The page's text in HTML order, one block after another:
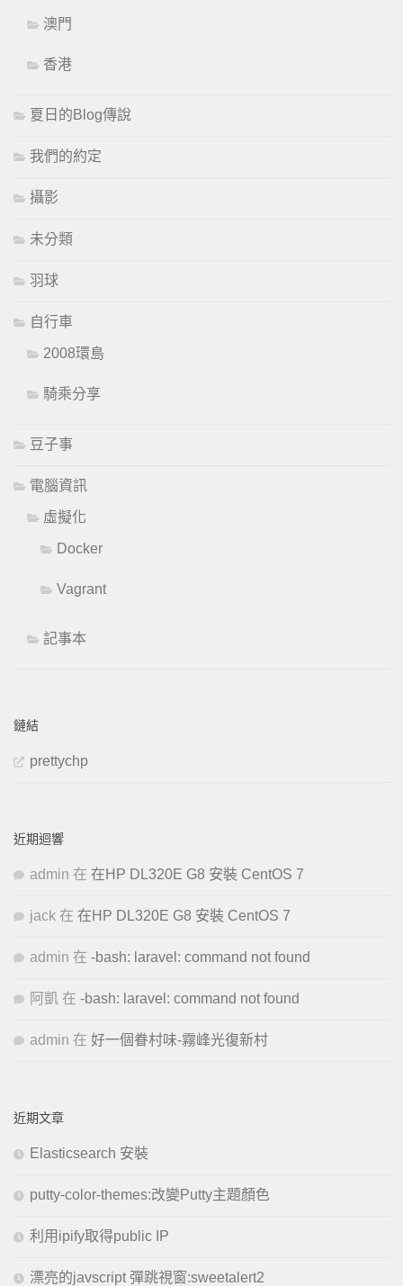
澳門
香港
夏日的Blog傳說
我們的約定
攝影
未分類
羽球
自行車
2008環島
騎乘分享
豆子事
電腦資訊
虛擬化
Docker
Vagrant
記事本
鏈結
prettychp
近期迴響
admin 在 在HP DL320E G8 安裝 CentOS 7
jack 在 在HP DL320E G8 安裝 CentOS 7
admin 在 -bash: laravel: command not found
阿凱 在 -bash: laravel: command not found
admin 在 好一個眷村味-霧峰光復新村
近期文章
Elasticsearch 安裝
putty-color-themes:改變Putty主題顏色
利用ipify取得public IP
漂亮的javscript 彈跳視窗:sweetalert2